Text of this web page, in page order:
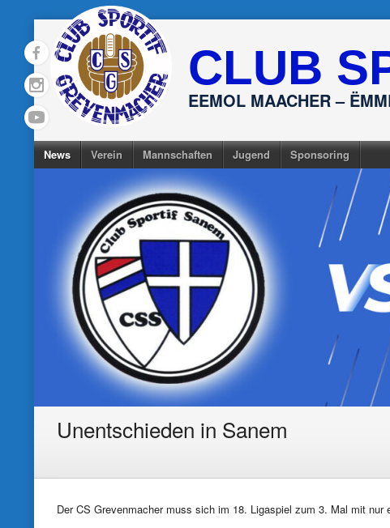
to
content
CLUB
EEMOL MAACHER –
News Verein Mannschaften Jugend Sponsoring
Unentschieden in Sanem
Der CS Grevenmacher muss sich im 18. Ligaspiel zum 3. Mal mit nur